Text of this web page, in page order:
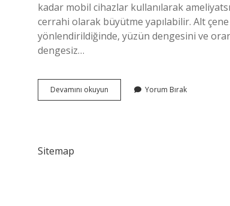
kadar mobil cihazlar kullanılarak
cerrahi olarak büyütme yapılabilir. Alt
yönlendirildiğinde, yüzün dengesini ve
dengesiz…
Devamını okuyun
Çene
Yorum Bırak
Sitemap